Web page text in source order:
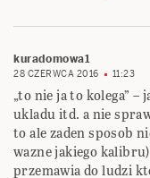
kuradomowa1
28 CZERWCA 2016 11:23
„to nie ja to kolega” –
ukladu itd. a nie
to ale zaden sposob
wazne jakiego
przemawia do ludzi